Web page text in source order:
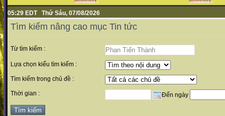
05:29 EDT Thứ Sáu, 07/08/2026
Tìm kiếm nâng cao mục Tin tức
Từ tìm kiếm :
Lựa chọn kiểu tìm kiếm :
Tìm kiếm trong chủ đề :
Thời gian : Đến ngày